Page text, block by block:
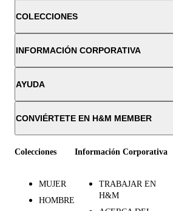
COLECCIONES
INFORMACIÓN CORPORATIVA
AYUDA
CONVIÉRTETE EN H&M MEMBER
Colecciones
MUJER
HOMBRE
Información Corporativa
TRABAJAR EN
H&M